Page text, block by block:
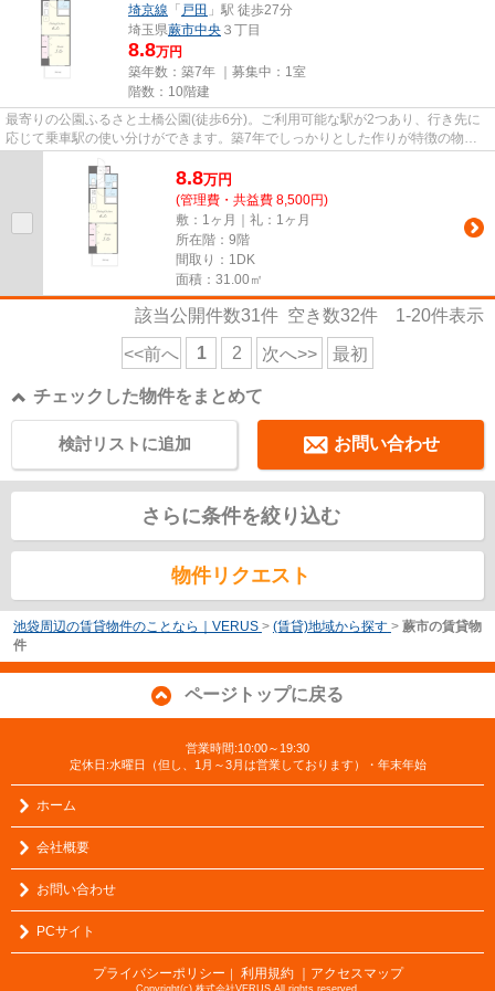
埼京線 「 戸田 」駅 徒歩27分
埼玉県蕨市中央 ３丁目
8.8万円
築年数：築7年 ｜募集中： 1室
階数：10階建
最寄りの公園ふるさと土橋公園(徒歩6分)。ご利用可能な駅が2つあり、行き先に
応じて乗車駅の使い分けができます。築7年でしっかりとした作りが特徴の物件
8.8万円
(管理費・共益費 8,500円)
敷：1ヶ月｜礼：1ヶ月
所在階：9階
間取り：1DK
面積：31.00㎡
該当公開件数31件 空き数32件 1-20件表示
<<前へ 1 2 次へ>> 最初
チェックした物件をまとめて
お問い合わせ
検討リストに追加
さらに条件を絞り込む
物件リクエスト
池袋周辺の賃貸物件のことなら｜VERUS > (賃貸)地域から探す > 蕨市の賃貸物
件
ページトップに戻る
営業時間:10:00～19:30
定休日:水曜日（但し、1月～3月は営業しております）・年末年始
ホーム
会社概要
お問い合わせ
PCサイト
プライバシーポリシー ｜ 利用規約 ｜アクセスマップ
Copyright(c) 株式会社VERUS All rights reserved.